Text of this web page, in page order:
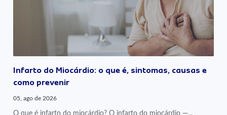
Infarto do Miocárdio: o que é, sintomas, causas e
como prevenir
05, ago de 2026
O que é infarto do miocárdio? O infarto do miocárdio —...